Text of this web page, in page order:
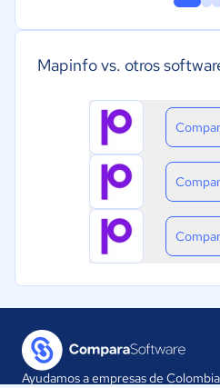
Mapinfo vs. otros
Ayudamos a empresas de